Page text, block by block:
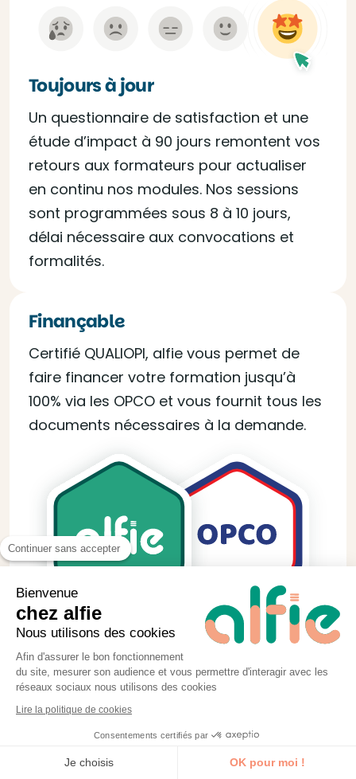
Toujours à jour
Un questionnaire de satisfaction et une
étude d’impact à 90 jours remontent vos
retours aux formateurs pour actualiser
en continu nos modules. Nos sessions
sont programmées sous 8 à 10 jours,
délai nécessaire aux convocations et
formalités.
Finançable
Certifié QUALIOPI, alfie vous permet de
faire financer votre formation jusqu’à
100% via les OPCO et vous fournit tous les
documents nécessaires à la demande.
Continuer sans accepter
Bienvenue
chez alfie
Nous utilisons des cookies
Afin d'assurer le bon fonctionnement
du site, mesurer son audience et vous permettre d'interagir avec les
réseaux sociaux nous utilisons des cookies
Lire la politique de cookies
Consentements certifiés par
Je choisis OK pour moi !